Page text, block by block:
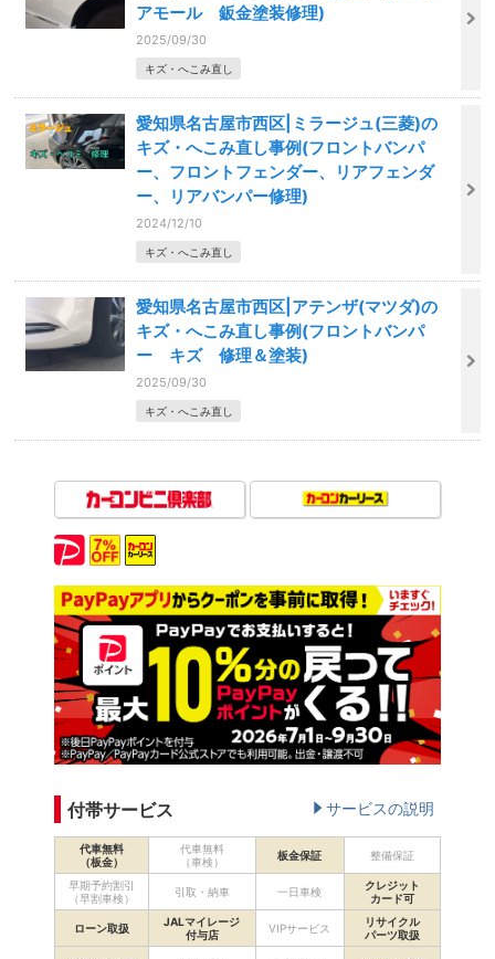
アモール 鈑金塗装修理)
2025/09/30
キズ・へこみ直し
愛知県名古屋市西区|ミラージュ(三菱)の
キズ・へこみ直し事例(フロントバンパ
ー、フロントフェンダー、リアフェンダ
ー、リアバンパー修理)
2024/12/10
キズ・へこみ直し
愛知県名古屋市西区|アテンザ(マツダ)の
キズ・へこみ直し事例(フロントバンパ
ー キズ 修理＆塗装)
2025/09/30
キズ・へこみ直し
付帯サービス サービスの説明
代車無料
（板金）
代車無料
（車検）
板金保証 整備保証
早期予約割引
（早割車検）
引取・納車 一日車検
クレジット
カード可
ローン取扱
JALマイレージ
付与店
VIPサービス
リサイクル
パーツ取扱